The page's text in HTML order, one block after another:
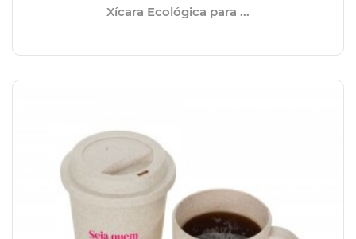
Xícara Ecológica para ...